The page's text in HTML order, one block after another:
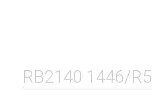
RB2140 1446/R5